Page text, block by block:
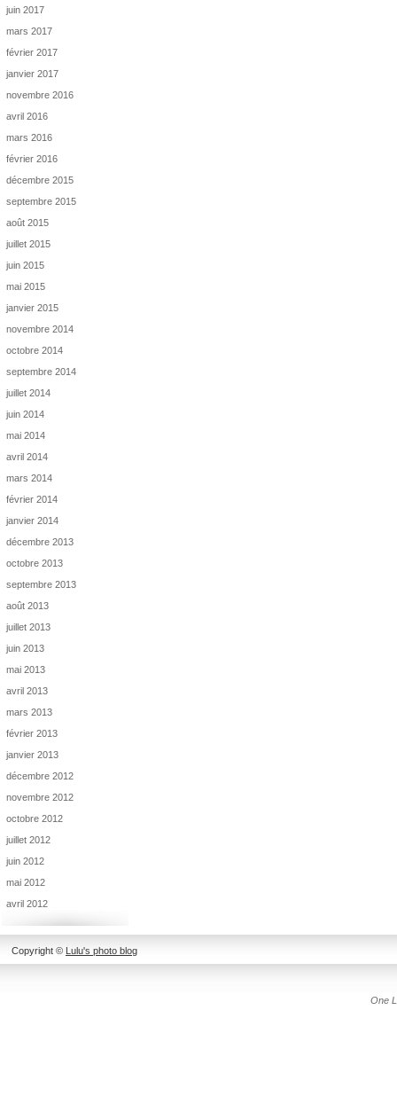
juin 2017
mars 2017
février 2017
janvier 2017
novembre 2016
avril 2016
mars 2016
février 2016
décembre 2015
septembre 2015
août 2015
juillet 2015
juin 2015
mai 2015
janvier 2015
novembre 2014
octobre 2014
septembre 2014
juillet 2014
juin 2014
mai 2014
avril 2014
mars 2014
février 2014
janvier 2014
décembre 2013
octobre 2013
septembre 2013
août 2013
juillet 2013
juin 2013
mai 2013
avril 2013
mars 2013
février 2013
janvier 2013
décembre 2012
novembre 2012
octobre 2012
juillet 2012
juin 2012
mai 2012
avril 2012
Copyright © Lulu's photo blog
One